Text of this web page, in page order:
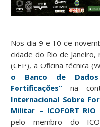
Nos dia 9 e 10 de
cidade do Rio de Janeiro,
(CEP), a Oficina técnica
o Banco de Dados
Fortificações” na
Internacional Sobre
Militar – ICOFORT RIO
pelo membro do